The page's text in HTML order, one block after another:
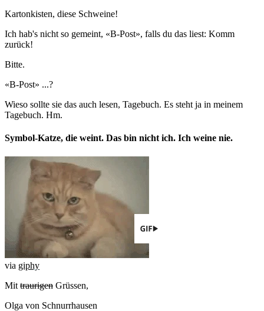
Kartonkisten, diese Schweine!
Ich hab's nicht so gemeint, «B-Post», falls du das liest: Komm
zurück!
Bitte.
«B-Post» ...?
Wieso sollte sie das auch lesen, Tagebuch. Es steht ja in meinem
Tagebuch. Hm.
Symbol-Katze, die weint. Das bin nicht ich. Ich weine nie.
via giphy
Mit traurigen Grüssen,
Olga von Schnurrhausen